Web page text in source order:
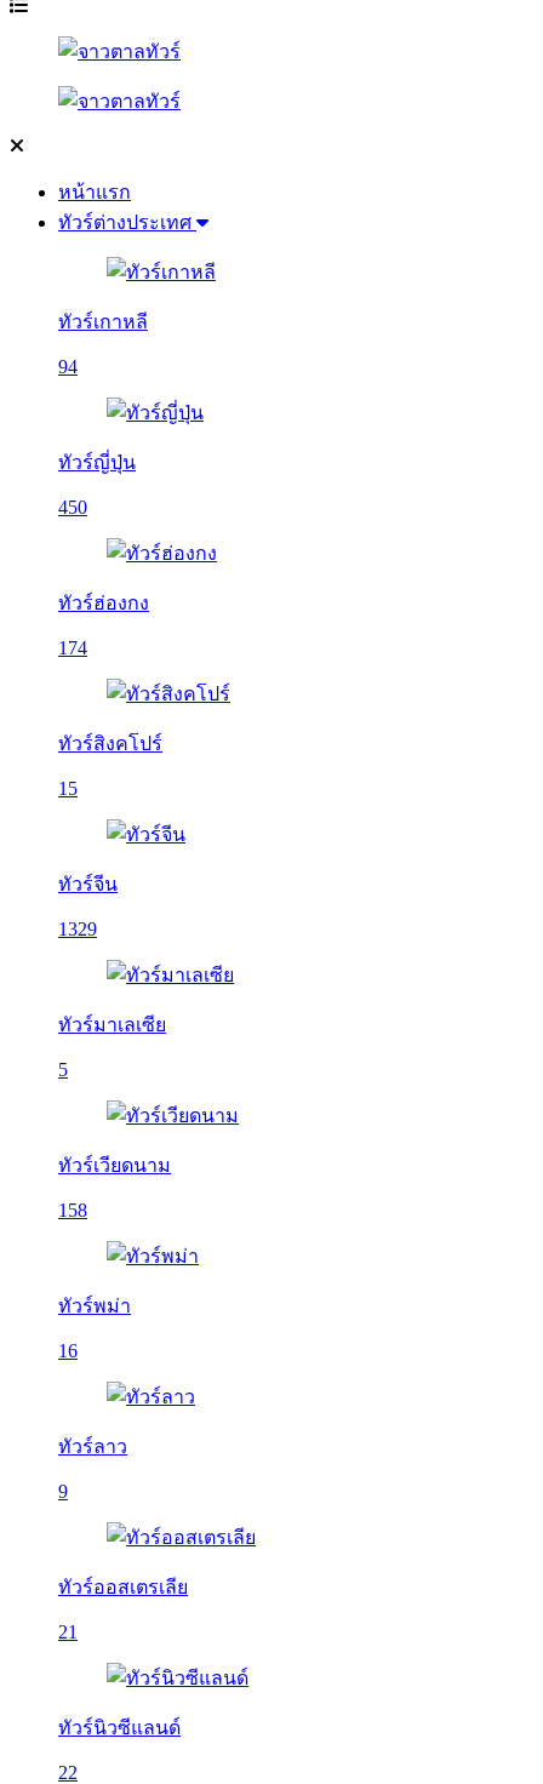
หน้าแรก
ทัวร์ต่างประเทศ
ทัวร์เกาหลี
94
ทัวร์ญี่ปุ่น
450
ทัวร์ฮ่องกง
174
ทัวร์สิงคโปร์
15
ทัวร์จีน
1329
ทัวร์มาเลเซีย
5
ทัวร์เวียดนาม
158
ทัวร์พม่า
16
ทัวร์ลาว
9
ทัวร์ออสเตรเลีย
21
ทัวร์นิวซีแลนด์
22